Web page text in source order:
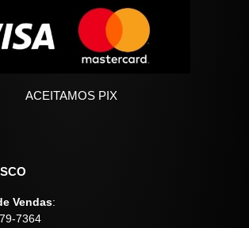
ACEITAMOS PIX
Vendas:
7364